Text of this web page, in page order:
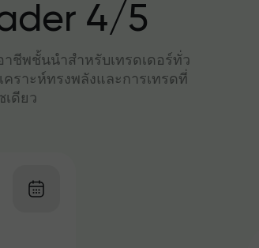
4/5
ชีพชั้นนำสำหรับเทรดเดอร์ทั่ว
คราะห์ทรงพลังและการเทรดที่
เดียว